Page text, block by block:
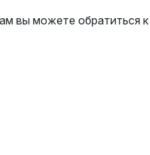
вы можете обратиться